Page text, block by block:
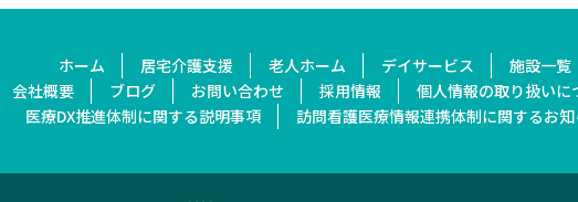
ホーム 居宅介護支援 老人ホーム デイサービス
施設一覧
会社概要
ブログ お問い合わせ 採用情報
個人情報の取り扱いに
医療DX推進体制に関する説明事項 訪問看護医療情報連携体制に関するお知